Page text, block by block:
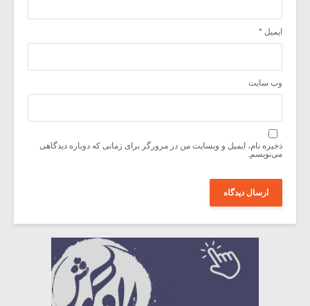
ایمیل *
وب‌ سایت
ذخیره نام، ایمیل و وبسایت من در مرورگر برای زمانی که دوباره دیدگاهی
می‌نویسم.